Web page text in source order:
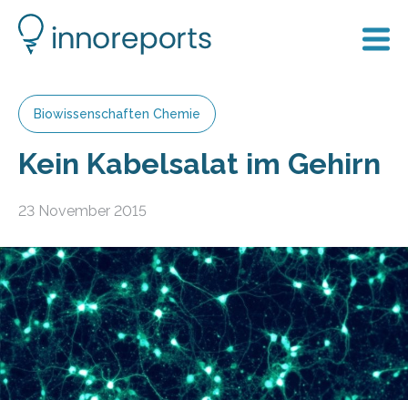
Biowissenschaften Chemie
Kein Kabelsalat im Gehirn
23 November 2015